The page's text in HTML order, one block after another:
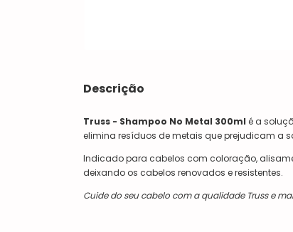
Descrição
Truss - Shampoo No Metal 300ml é a
elimina resíduos de metais que prejudicam a
Indicado para cabelos com coloração,
deixando os cabelos renovados e resistentes.
Cuide do seu cabelo com a qualidade Truss e